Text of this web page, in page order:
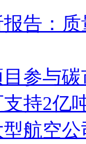
告：
目参与
持2亿
航空